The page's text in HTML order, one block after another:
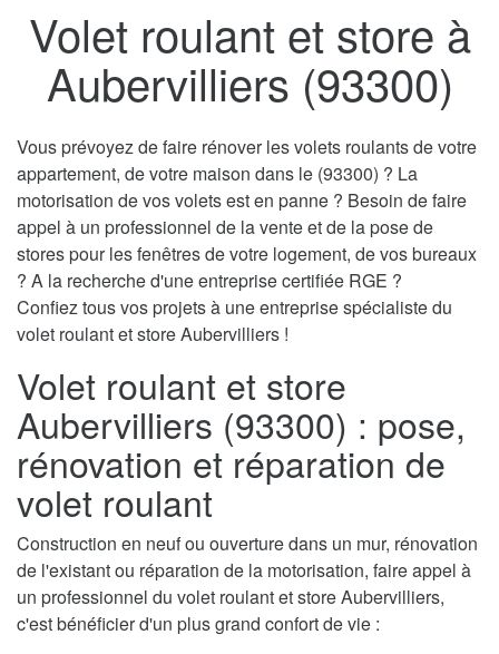
Volet roulant et store à
Aubervilliers (93300)
Vous prévoyez de faire rénover les volets roulants de votre
appartement, de votre maison dans le (93300) ? La
motorisation de vos volets est en panne ? Besoin de faire
appel à un professionnel de la vente et de la pose de
stores pour les fenêtres de votre logement, de vos bureaux
? A la recherche d'une entreprise certifiée RGE ?
Confiez tous vos projets à une entreprise spécialiste du
volet roulant et store Aubervilliers !
Volet roulant et store
Aubervilliers (93300) : pose,
rénovation et réparation de
volet roulant
Construction en neuf ou ouverture dans un mur, rénovation
de l'existant ou réparation de la motorisation, faire appel à
un professionnel du volet roulant et store Aubervilliers,
c'est bénéficier d'un plus grand confort de vie :